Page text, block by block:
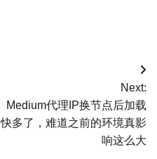
Next:
Medium代理IP换节点后加载
快多了，难道之前的环境真影
响这么大